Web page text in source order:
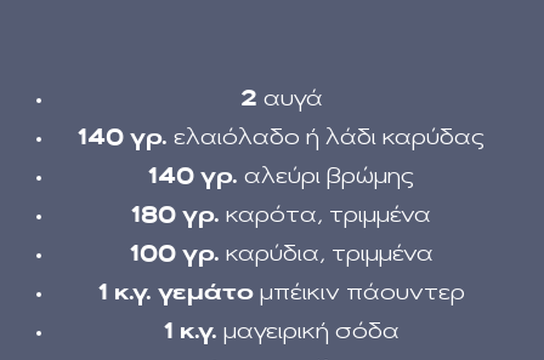
2 αυγά
140 γρ. ελαιόλαδο ή λάδι καρύδας
140 γρ. αλεύρι βρώμης
180 γρ. καρότα, τριμμένα
100 γρ. καρύδια, τριμμένα
1 κ.γ. γεμάτομπέικιν πάουντερ
1 κ.γ. μαγειρική σόδα